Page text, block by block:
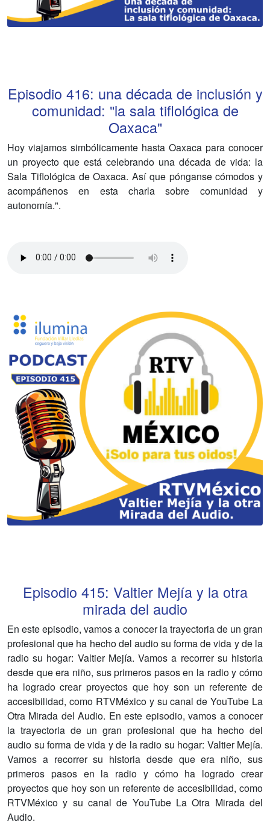
Episodio 416: una década de inclusión y
comunidad: "la sala tiflológica de
Oaxaca"
Hoy viajamos simbólicamente hasta Oaxaca para conocer
un proyecto que está celebrando una década de vida: la
Sala Tiflológica de Oaxaca. Así que pónganse cómodos y
acompáñenos en esta charla sobre comunidad y
autonomía.".
Episodio 415: Valtier Mejía y la otra
mirada del audio
En este episodio, vamos a conocer la trayectoria de un gran
profesional que ha hecho del audio su forma de vida y de la
radio su hogar: Valtier Mejía. Vamos a recorrer su historia
desde que era niño, sus primeros pasos en la radio y cómo
ha logrado crear proyectos que hoy son un referente de
accesibilidad, como RTVMéxico y su canal de YouTube La
Otra Mirada del Audio. En este episodio, vamos a conocer
la trayectoria de un gran profesional que ha hecho del
audio su forma de vida y de la radio su hogar: Valtier Mejía.
Vamos a recorrer su historia desde que era niño, sus
primeros pasos en la radio y cómo ha logrado crear
proyectos que hoy son un referente de accesibilidad, como
RTVMéxico y su canal de YouTube La Otra Mirada del
Audio.